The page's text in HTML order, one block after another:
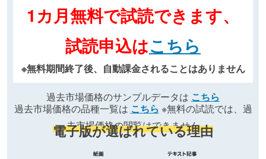
1カ月無料で試読できます、
試読申込はこちら
※無料期間終了後、自動課金されることはありません
過去市場価格のサンプルデータは こちら
過去市場価格の品種一覧は こちら ※無料の試読では、過
去市場価格の閲覧はできません
電子版が選ばれている理由